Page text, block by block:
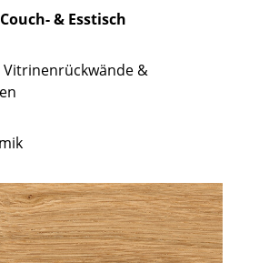
& Esstisch
&